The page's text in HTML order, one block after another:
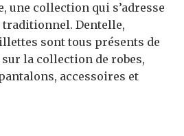
une collection qui s’adresse
traditionnel. Dentelle,
sont tous présents de
la collection de robes,
accessoires et